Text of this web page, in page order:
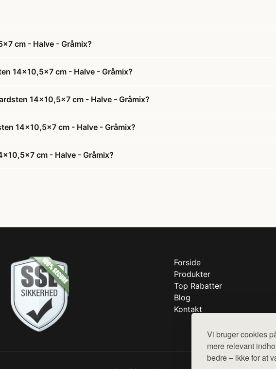
Vi bruger cookies
mere relevant
bedre – ikke for at
cm - Halve - Gråmix?
14x10,5x7 cm - Halve - Gråmix?
14x10,5x7 cm - Halve - Gråmix?
14x10,5x7 cm - Halve - Gråmix?
cm - Halve - Gråmix?
Forside
Produkter
Top Rabatter
Blog
Kontakt